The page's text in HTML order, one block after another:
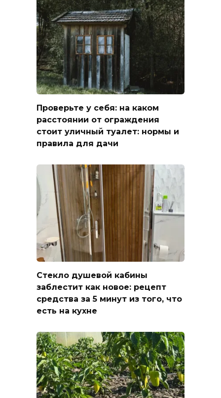
Проверьте у себя: на каком
расстоянии от ограждения
стоит уличный туалет: нормы и
правила для дачи
Стекло душевой кабины
заблестит как новое: рецепт
средства за 5 минут из того, что
есть на кухне